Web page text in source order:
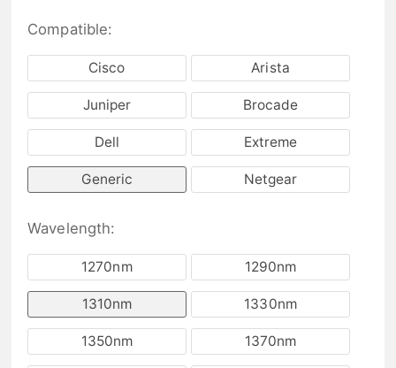
Compatible:
Cisco Arista
Juniper Brocade
Dell Extreme
Generic Netgear
Wavelength:
1270nm 1290nm
1310nm 1330nm
1350nm 1370nm